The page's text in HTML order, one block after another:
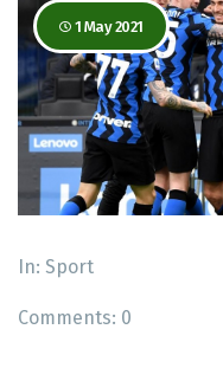
1 May 2021
In: Sport
Comments: 0